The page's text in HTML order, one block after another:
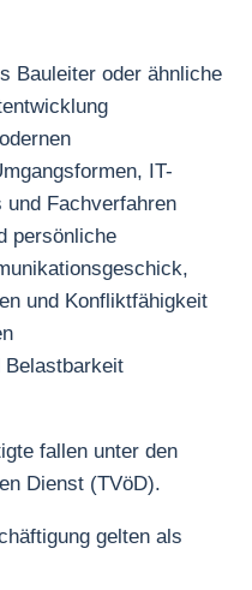
Bauleiter oder ähnliche
IT-
und Fachverfahren
persönliche
und Konfliktfähigkeit
Belastbarkeit
fallen unter den
Dienst (TVöD).
gelten als